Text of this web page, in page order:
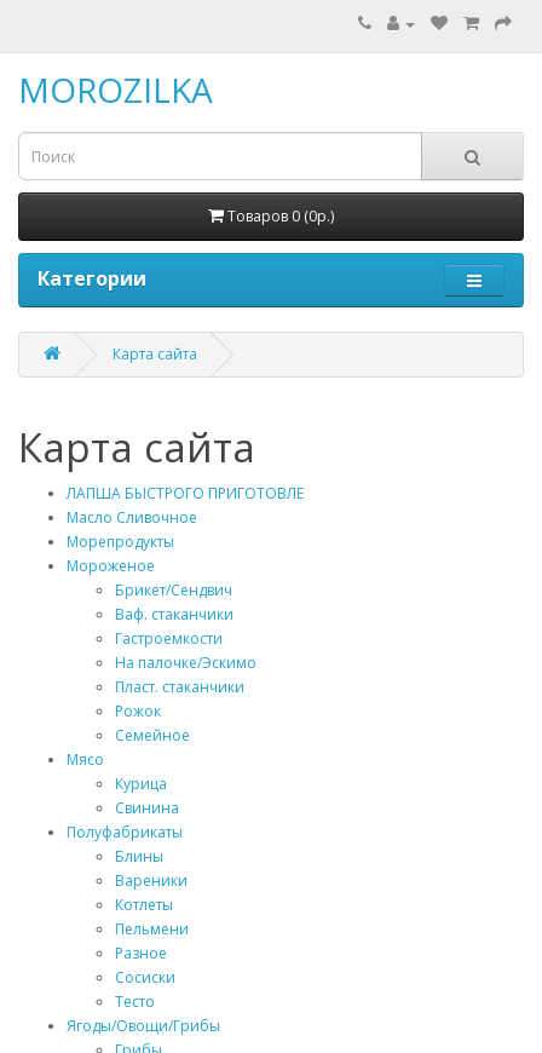
MOROZILKA
Товаров 0 (0р.)
Категории
Карта сайта
Карта сайта
ЛАПША БЫСТРОГО ПРИГОТОВЛЕ
Масло Сливочное
Морепродукты
Мороженое
Брикет/Сендвич
Ваф. стаканчики
Гастроемкости
На палочке/Эскимо
Пласт. стаканчики
Рожок
Семейное
Мясо
Курица
Свинина
Полуфабрикаты
Блины
Вареники
Котлеты
Пельмени
Разное
Сосиски
Тесто
Ягоды/Овощи/Грибы